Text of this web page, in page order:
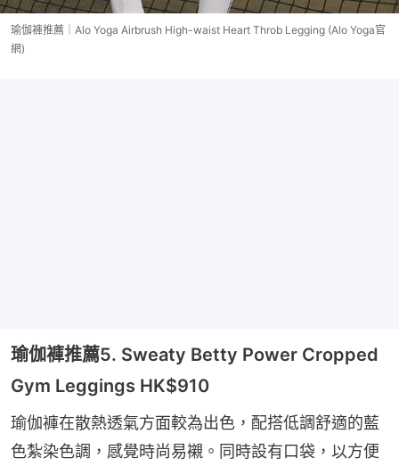
瑜伽褲推薦｜Alo Yoga Airbrush High-waist Heart Throb Legging (Alo Yoga官
網)
瑜伽褲推薦5. Sweaty Betty Power Cropped
Gym Leggings HK$910
瑜伽褲在散熱透氣方面較為出色，配搭低調舒適的藍
色紮染色調，感覺時尚易襯。同時設有口袋，以方便